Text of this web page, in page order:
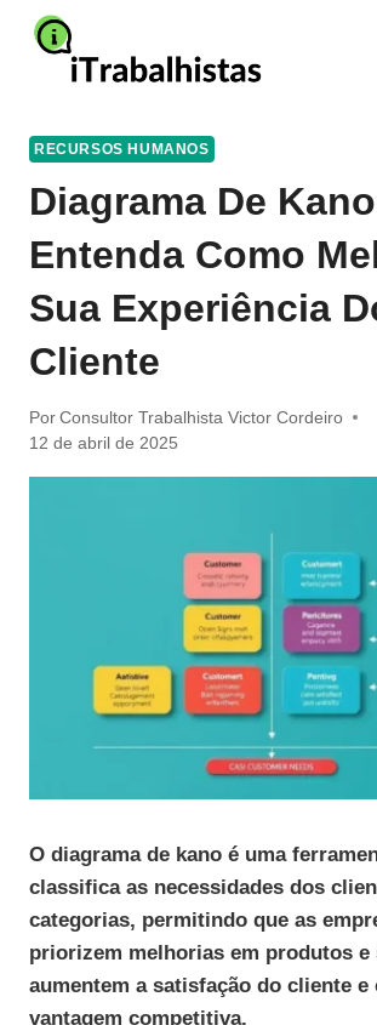
Pular
para
RECURSOS HUMANOS
Diagrama De
Entenda Como
Sua Experiência
Cliente
Por Consultor Trabalhista Victor Cordeiro
12 de abril de 2025
O diagrama de kano é uma
classifica as necessidades dos
categorias, permitindo que as
priorizem melhorias em produtos e
aumentem a satisfação do cliente e
vantagem competitiva.